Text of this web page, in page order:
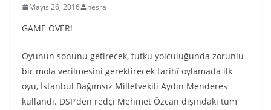
Mayıs 26, 2016 nesra
GAME OVER!
Oyunun sonunu getirecek, tutku yolculuğunda zorunlu
bir mola verilmesini gerektirecek tarihî oylamada ilk
oyu, İstanbul Bağımsız Milletvekili Aydın Menderes
kullandı. DSP’den redçi Mehmet Özcan dışındaki tüm